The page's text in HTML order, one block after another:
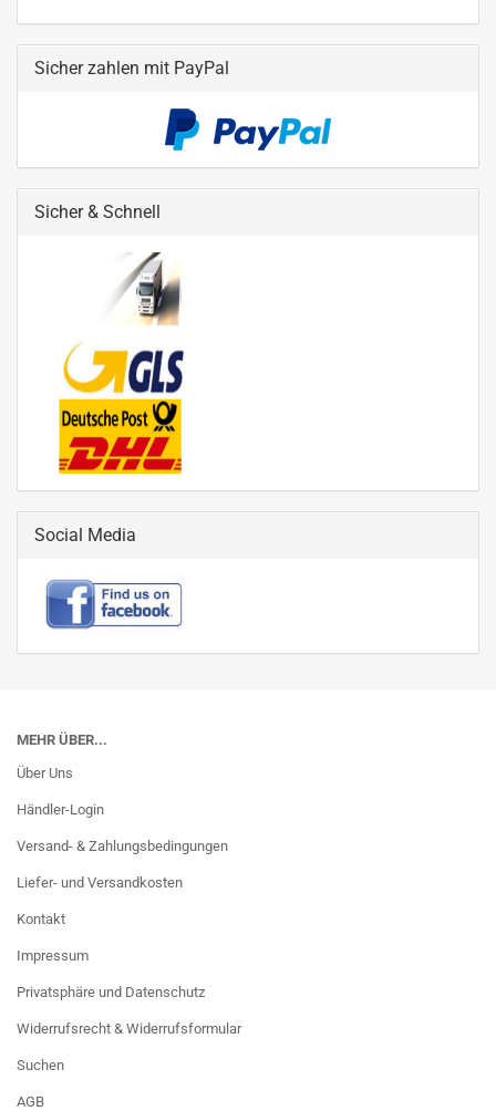
Sicher zahlen mit PayPal
Sicher & Schnell
Social Media
MEHR ÜBER...
Über Uns
Händler-Login
Versand- & Zahlungsbedingungen
Liefer- und Versandkosten
Kontakt
Impressum
Privatsphäre und Datenschutz
Widerrufsrecht & Widerrufsformular
Suchen
AGB